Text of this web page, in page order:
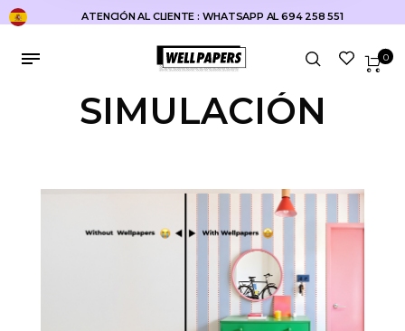
ATENCIÓN AL CLIENTE : WHATSAPP AL 694 258 551
0
SIMULACIÓN